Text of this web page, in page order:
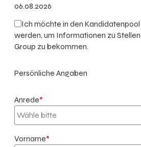
06.08.2026
Ich möchte in den
werden, um Informationen zu
Group zu bekommen.
Persönliche Angaben
Anrede*
Vorname*